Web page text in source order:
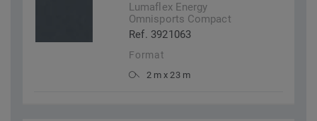
Lumaflex Energy
Omnisports Compact
Ref. 3921063
Format
2 m x 23 m